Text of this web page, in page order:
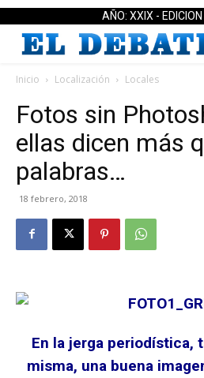
AÑO: XXIX -
Inicio Localización Locales
Fotos sin
ellas dicen más
palabras…
18 febrero, 2018
En la jerga periodística,
misma, una buena